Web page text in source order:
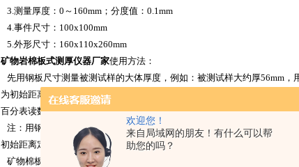
欢迎您！
来自局域网的朋友！有什么可以帮
助您的吗？
3.测量厚度：0～160mm；分度值：0.1mm
4.事件尺寸：100x100mm
5.外形尺寸：160x110x260mm
矿物岩棉板式测厚仪器厂家使用方法：
先用钢板尺寸测量被测试样的大体厚度，例如：被测试样大约厚56mm
为初始距离，然后将测厚仪的移动横梁拧紧，轻轻抬起测厚仪的压盘，
百分表读数稳定后读数，准确到0.1mm.如读数为6.1mm,则该试样的真实厚
注：用钢板尺和测厚仪确定被测试样的初始厚度时，请取接近试样的整
初始距离定位20mm,在50～60mm时，初始距离定位50mm, 其他同理，初始
矿物棉板式测厚仪使用前，压盘需要与百分表底座螺栓相粘结。粘结方